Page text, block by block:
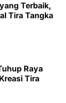
Terbaik,
Tira Tangka
Raya
Tira